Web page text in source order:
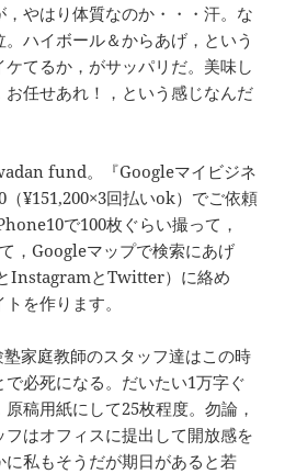
，やはり体質なのか・・・汗。な
ハイボール＆からあげ，という
てるか，がサッパリだ。美味し
任せあれ！，という感じなんだ
fund。『Googleマイビジネ
（¥151,200×3回払いok）でご依頼
で100枚ぐらい撮って，
，Googleマップで検索にあげ
InstagramとTwitter）に絡め
を作ります。
塾家庭教師のスタッフ達はこの時
必死になる。だいたい1万字ぐ
稿用紙にして25枚程度。勿論，
フはオフィスに提出して開放感を
私もそうだが期日があると若